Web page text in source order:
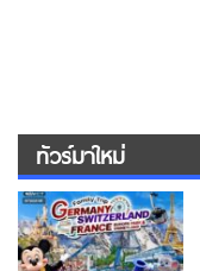
ทัวร์มาใหม่